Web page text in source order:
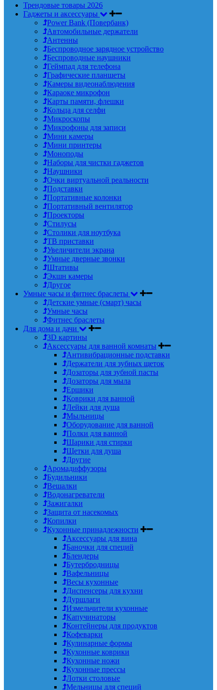
Трендовые товары 2026
Гаджеты и аксессуары
Power Bank (Повербанк)
Автомобильные держатели
Антенны
Беспроводное зарядное устройство
Беспроводные наушники
Геймпад для телефона
Графические планшеты
Камеры видеонаблюдения
Караоке микрофон
Карты памяти, флешки
Кольца для селфи
Микроскопы
Микрофоны для записи
Мини камеры
Мини принтеры
Моноподы
Наборы для чистки гаджетов
Наушники
Очки виртуальной реальности
Подставки
Портативные колонки
Портативный вентилятор
Проекторы
Стилусы
Столики для ноутбука
ТВ приставки
Увеличители экрана
Умные дверные звонки
Штативы
Экшн камеры
Другое
Умные часы и фитнес браслеты
Детские умные (смарт) часы
Умные часы
Фитнес браслеты
Для дома и дачи
3D картины
Аксессуары для ванной комнаты
Антивибрационные подставки
Держатели для зубных щеток
Дозаторы для зубной пасты
Дозаторы для мыла
Ершики
Коврики для ванной
Лейки для душа
Мыльницы
Оборудование для ванной
Полки для ванной
Шарики для стирки
Щетки для душа
Другие
Аромадиффузоры
Будильники
Вешалки
Водонагреватели
Зажигалки
Защита от насекомых
Копилки
Кухонные принадлежности
Аксессуары для вина
Баночки для специй
Блендеры
Бутербродницы
Вафельницы
Весы кухонные
Диспенсеры для кухни
Дуршлаги
Измельчители кухонные
Капучинаторы
Контейнеры для продуктов
Кофеварки
Кулинарные формы
Кухонные коврики
Кухонные ножи
Кухонные прессы
Лотки столовые
Мельницы для специй